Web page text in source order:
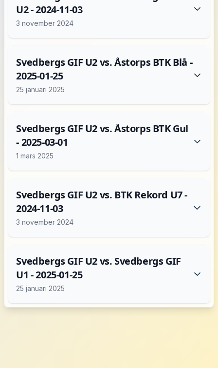
U2 - 2024-11-03
3 november 2024
Svedbergs GIF U2 vs. Åstorps BTK Blå -
2025-01-25
25 januari 2025
Svedbergs GIF U2 vs. Åstorps BTK Gul
- 2025-03-01
1 mars 2025
Svedbergs GIF U2 vs. BTK Rekord U7 -
2024-11-03
3 november 2024
Svedbergs GIF U2 vs. Svedbergs GIF
U1 - 2025-01-25
25 januari 2025